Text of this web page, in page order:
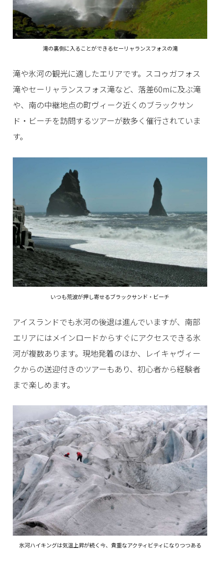
滝の裏側に入ることができるセーリャランスフォスの滝
滝や氷河の観光に適したエリアです。スコゥガフォス
滝やセーリャランスフォス滝など、落差60mに及ぶ滝
や、南の中継地点の町ヴィーク近くのブラックサン
ド・ビーチを訪問するツアーが数多く催行されていま
す。
いつも荒波が押し寄せるブラックサンド・ビーチ
アイスランドでも氷河の後退は進んでいますが、南部
エリアにはメインロードからすぐにアクセスできる氷
河が複数あります。現地発着のほか、レイキャヴィー
クからの送迎付きのツアーもあり、初心者から経験者
まで楽しめます。
氷河ハイキングは気温上昇が続く今、貴重なアクティビティになりつつある